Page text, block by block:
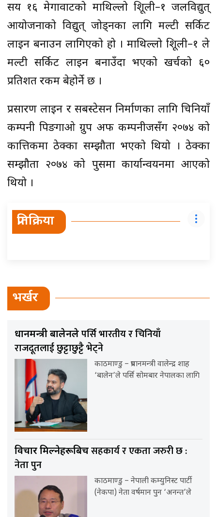
सय १६ मेगावाटको माथिल्लो त्रिशूली–१ जलविद्युत्
आयोजनाको विद्युत् जोड्नका लागि मल्टी सर्किट
लाइन बनाउन लागिएको हो । माथिल्लो त्रिशूली–१ ले
मल्टी सर्किट लाइन बनाउँदा भएको खर्चको ६०
प्रतिशत रकम बेहोर्ने छ ।
प्रसारण लाइन र सबस्टेसन निर्माणका लागि चिनियाँ
कम्पनी पिङगाओ ग्रुप अफ कम्पनीजसँग २०७४ को
कात्तिकमा ठेक्का सम्झौता भएको थियो । ठेक्का
सम्झौता २०७४ को पुसमा कार्यान्वयनमा आएको
थियो ।
प्रतिक्रिया
भर्खर
प्रधानमन्त्री बालेनलेपर्सि भारतीय र चिनियाँ
राजदूतलाई छुट्टाछुट्टै भेट्ने
काठमाण्डु – प्रधानमन्त्री वालेन्द्र शाह
‘बालेन’ले पर्सि सोमबार नेपालका लागि
विचार मिल्नेहरूबिचसहकार्य र एकता जरुरी छ :
नेता पुन
काठमाण्डु – नेपाली कम्युनिस्ट पार्टी
(नेकपा) नेता वर्षमान पुन ‘अनन्त’ले